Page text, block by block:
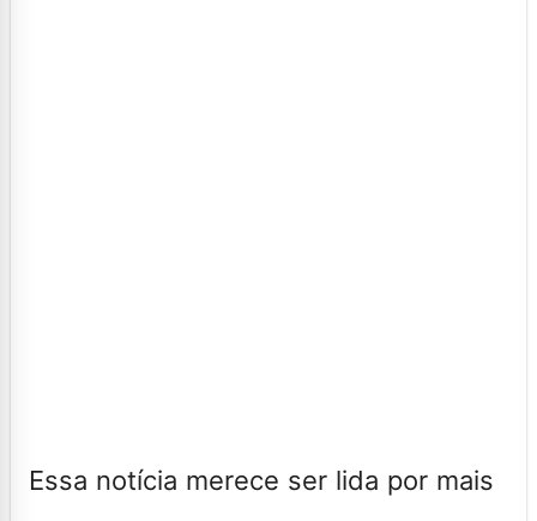
Essa notícia merece ser lida por mais